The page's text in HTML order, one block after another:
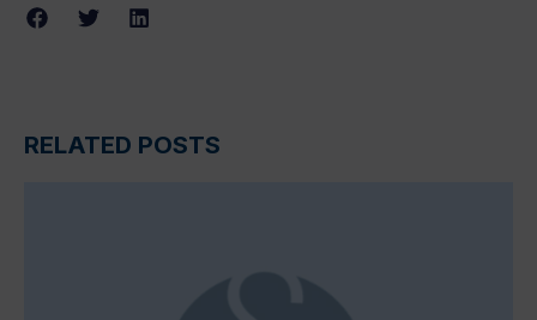
RELATED POSTS